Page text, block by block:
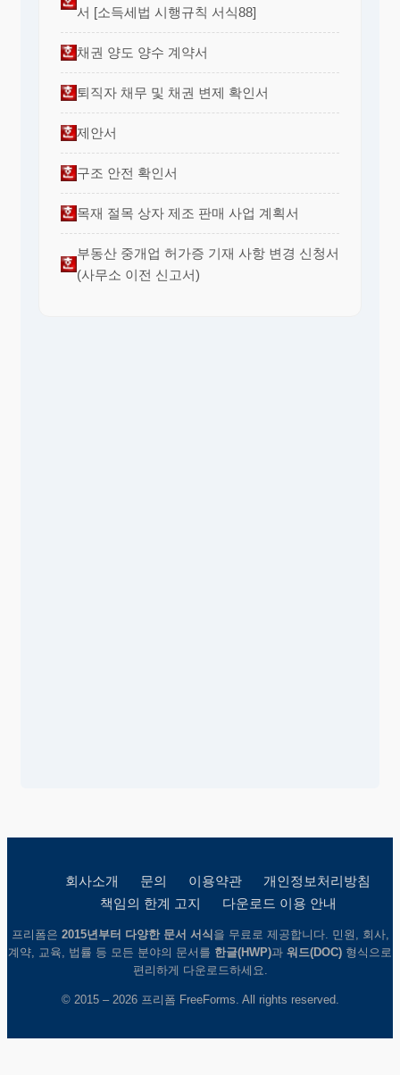
서 [소득세법 시행규칙 서식88]
채권 양도 양수 계약서
퇴직자 채무 및 채권 변제 확인서
제안서
구조 안전 확인서
목재 절목 상자 제조 판매 사업 계획서
부동산 중개업 허가증 기재 사항 변경 신청서
(사무소 이전 신고서)
회사소개 문의 이용약관
개인정보처리방침
책임의 한계 고지
다운로드 이용 안내
프리폼은 2015년부터 다양한 문서 서식 을 무료로 제공합니다. 민원, 회사,
계약, 교육, 법률 등 모든 분야의 문서를 한글(HWP)과 워드(DOC) 형식으로
편리하게 다운로드하세요.
© 2015 – 2026 프리폼 FreeForms. All rights reserved.